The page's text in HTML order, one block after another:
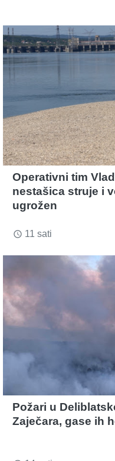
Operativni tim
nestašica struje i
ugrožen
access_time 11 sati
Požari u
Zaječara, gase ih